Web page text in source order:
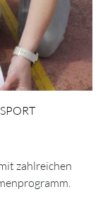
SPORT
zahlreichen